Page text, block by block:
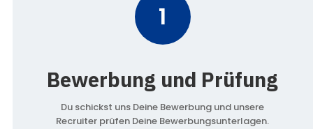
1
Bewerbung und Prüfung
Du schickst uns Deine Bewerbung und unsere
Recruiter prüfen Deine Bewerbungsunterlagen.